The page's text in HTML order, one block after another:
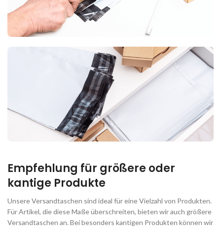
Empfehlung für größere oder
kantige Produkte
Unsere Versandtaschen sind ideal für eine Vielzahl von Produkten.
Für Artikel, die diese Maße überschreiten, bieten wir auch größere
Versandtaschen an. Bei besonders kantigen Produkten können wir